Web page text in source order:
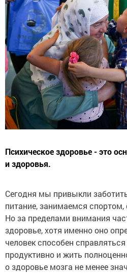
Психическое здоровье - это
и здоровья.
Сегодня мы привыкли
питание, занимаемся
Но за пределами внимания
здоровье, хотя именно оно
человек способен
продуктивно и жить
о здоровье мозга не менее